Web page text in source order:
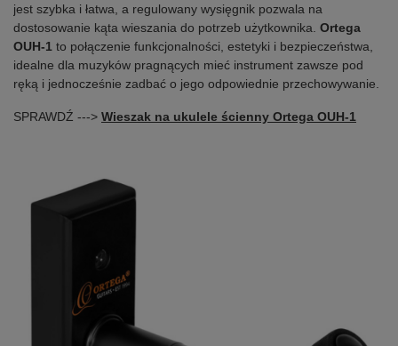
jest szybka i łatwa, a regulowany wysięgnik pozwala na
dostosowanie kąta wieszania do potrzeb użytkownika. Ortega
OUH-1 to połączenie funkcjonalności, estetyki i bezpieczeństwa,
idealne dla muzyków pragnących mieć instrument zawsze pod
ręką i jednocześnie zadbać o jego odpowiednie przechowywanie.
SPRAWDŹ ---> Wieszak na ukulele ścienny Ortega OUH-1